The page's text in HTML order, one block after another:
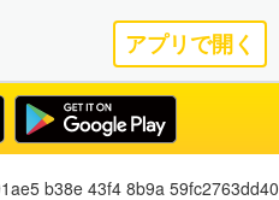
アプリで開く